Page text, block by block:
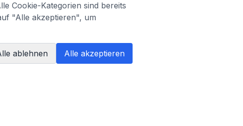
Cookie-Kategorien sind bereits
"Alle akzeptieren", um
ablehnen Alle akzeptieren